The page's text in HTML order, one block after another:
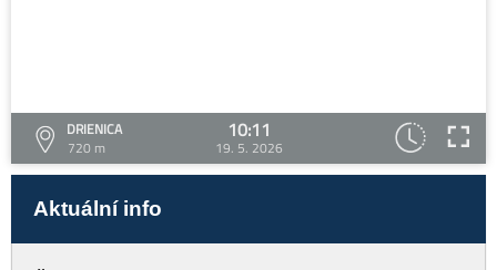
DRIENICA
720 m
10:11
19. 5. 2026
Aktuální info